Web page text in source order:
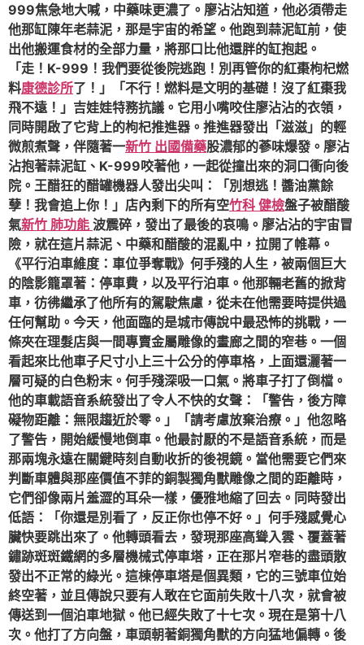
999焦急地大喊，中藥味更濃了。廖沾沾知道，他必須帶走
他那缸陳年老蒜泥，那是宇宙的希望。他跑到蒜泥缸前，使
出他搬運食材的全部力量，將那口比他還胖的缸抱起。
「走！K-999！我們要從後院逃跑！別再管你的紅棗枸杞燃
料康德診所了！」「不行！燃料是文明的基礎！沒了紅棗我
飛不遠！」吉娃娃特務抗議。它用小嘴咬住廖沾沾的衣領，
同時開啟了它背上的枸杞推進器。推進器發出「滋滋」的輕
微煎煮聲，伴隨著一新竹 出國備藥股濃郁的蔘味爆發。廖沾
沾抱著蒜泥缸、K-999咬著他，一起從撞出來的洞口衝向後
院。王醋狂的醋罐機器人發出尖叫：「別想逃！醬油黨餘
孽！我會追上你！」店內剩下的所有空竹科 健檢盤子被醋酸
氣新竹 肺功能 波震碎，發出了最後的哀鳴。廖沾沾的宇宙冒
險，就在這片蒜泥、中藥和醋酸的混亂中，拉開了帷幕。
《平行泊車維度：車位爭奪戰》何手殘的人生，被兩個巨大
的陰影籠罩著：停車費，以及平行泊車。他那輛老舊的掀背
車，彷彿繼承了他所有的駕駛焦慮，從未在他需要時提供過
任何幫助。今天，他面臨的是城市傳說中最恐怖的挑戰，一
條夾在理髮店與一間專賣金屬雕像的畫廊之間的窄巷。一個
看起來比他車子尺寸小上三十公分的停車格，上面還灑著一
層可疑的白色粉末。何手殘深吸一口氣。將車子打了倒檔。
他的車載語音系統發出了令人不快的女聲：「警告，後方障
礙物距離：無限趨近於零。」「請考慮放棄治療。」他忽略
了警告，開始緩慢地倒車。他最討厭的不是語音系統，而是
那兩塊永遠在關鍵時刻自動收折的後視鏡。當他需要它們來
判斷車體與那座價值不菲的銅製獨角獸雕像之間的距離時，
它們卻像兩片羞澀的耳朵一樣，優雅地縮了回去。同時發出
低語：「你還是別看了，反正你也停不好。」何手殘感覺心
臟快要跳出來了。他轉頭看去，發現那座高聳入雲、覆蓋著
鏽跡斑斑鐵網的多層機械式停車塔，正在那片窄巷的盡頭散
發出不正常的綠光。這棟停車塔是個異類，它的三號車位始
終空著，並且傳說只要有人敢在它面前失敗十八次，就會被
傳送到一個泊車地獄。他已經失敗了十七次。現在是第十八
次。他打了方向盤，車頭朝著銅獨角獸的方向猛地偏轉。後